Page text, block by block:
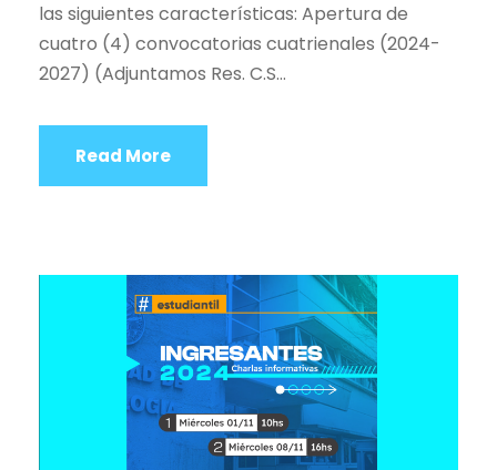
las siguientes características: Apertura de
cuatro (4) convocatorias cuatrienales (2024-
2027) (Adjuntamos Res. C.S...
Read More